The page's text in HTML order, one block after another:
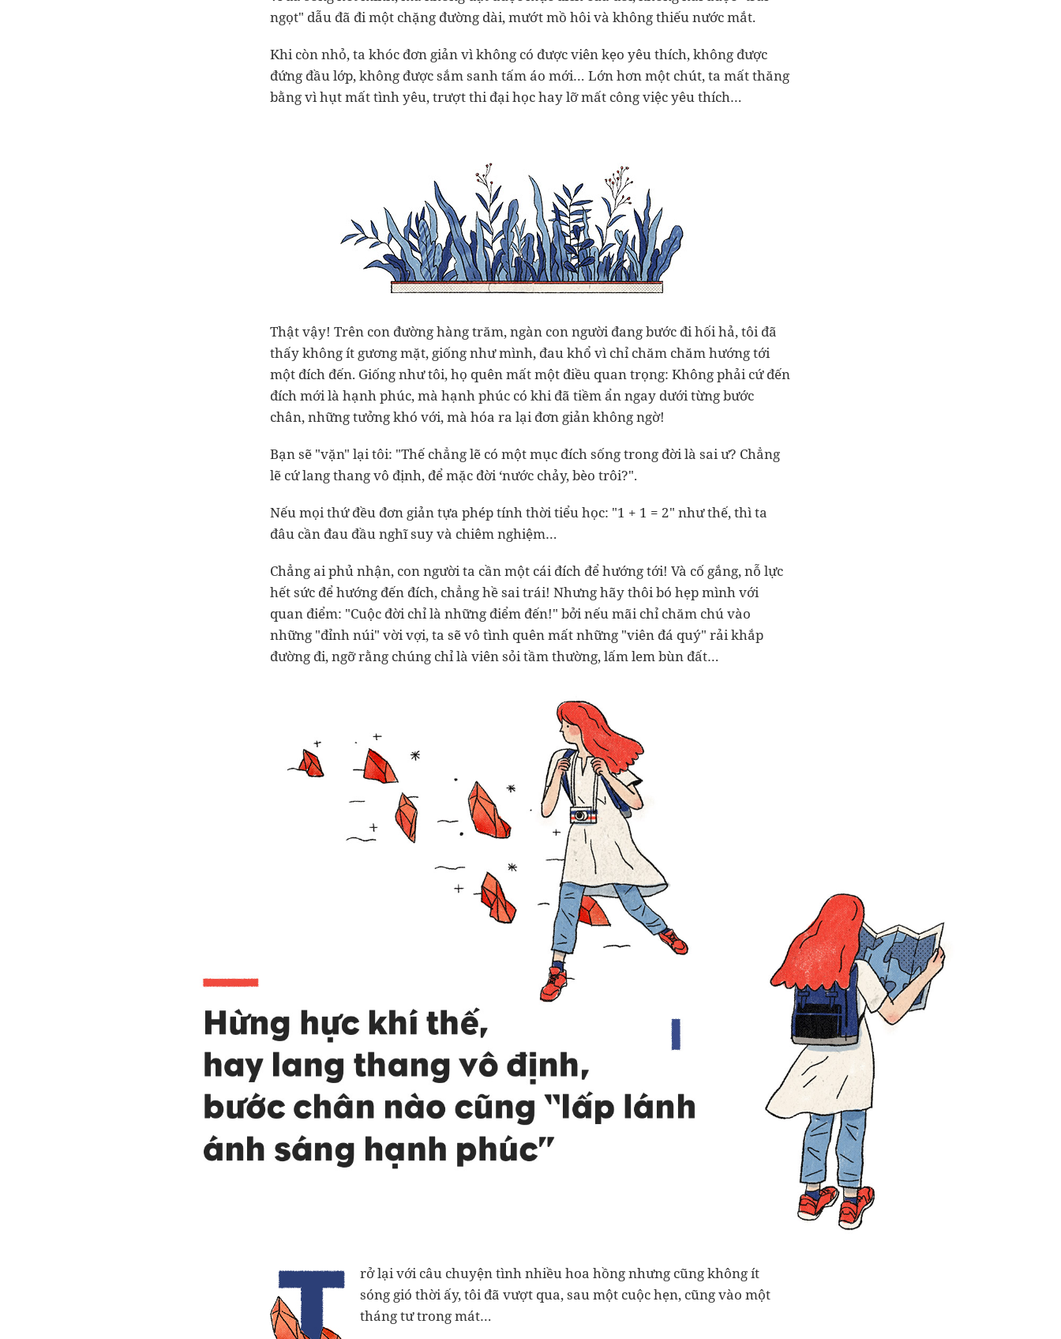
ngọt" dẫu đã đi một chặng đường dài, mướt mồ hôi và không thiếu nước mắt.
Khi còn nhỏ, ta khóc đơn giản vì không có được viên kẹo yêu thích, không được
đứng đầu lớp, không được sắm sanh tấm áo mới… Lớn hơn một chút, ta mất thăng
bằng vì hụt mất tình yêu, trượt thi đại học hay lỡ mất công việc yêu thích…
Thật vậy! Trên con đường hàng trăm, ngàn con người đang bước đi hối hả, tôi đã
thấy không ít gương mặt, giống như mình, đau khổ vì chỉ chăm chăm hướng tới
một đích đến. Giống như tôi, họ quên mất một điều quan trọng: Không phải cứ đến
đích mới là hạnh phúc, mà hạnh phúc có khi đã tiềm ẩn ngay dưới từng bước
chân, những tưởng khó với, mà hóa ra lại đơn giản không ngờ!
Bạn sẽ "vặn" lại tôi: "Thế chẳng lẽ có một mục đích sống trong đời là sai ư? Chẳng
lẽ cứ lang thang vô định, để mặc đời ‘nước chảy, bèo trôi?".
Nếu mọi thứ đều đơn giản tựa phép tính thời tiểu học: "1 + 1 = 2" như thế, thì ta
đâu cần đau đầu nghĩ suy và chiêm nghiệm…
Chẳng ai phủ nhận, con người ta cần một cái đích để hướng tới! Và cố gắng, nỗ lực
hết sức để hướng đến đích, chẳng hề sai trái! Nhưng hãy thôi bó hẹp mình với
quan điểm: "Cuộc đời chỉ là những điểm đến!" bởi nếu mãi chỉ chăm chú vào
những "đỉnh núi" vời vợi, ta sẽ vô tình quên mất những "viên đá quý" rải khắp
đường đi, ngỡ rằng chúng chỉ là viên sỏi tầm thường, lấm lem bùn đất…
rở lại với câu chuyện tình nhiều hoa hồng nhưng cũng không ít
sóng gió thời ấy, tôi đã vượt qua, sau một cuộc hẹn, cũng vào một
tháng tư trong mát…